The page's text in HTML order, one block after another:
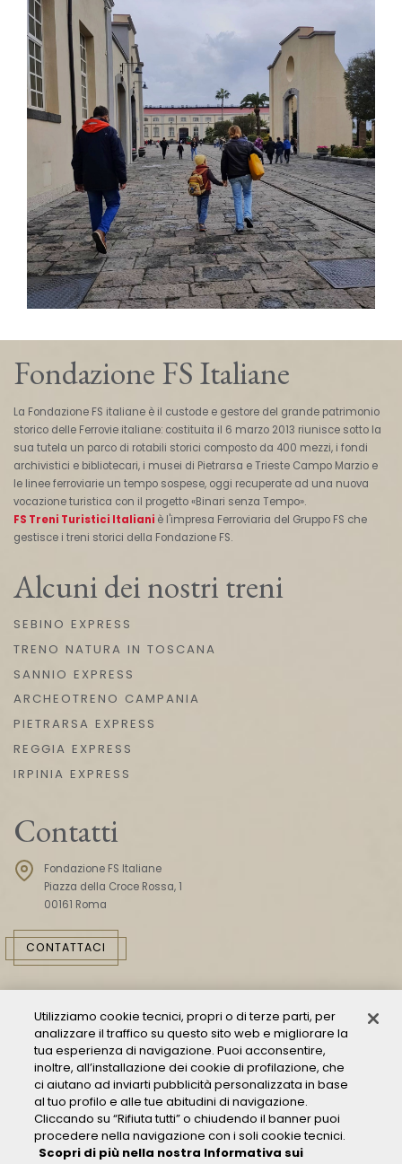
Fondazione FS Italiane
La Fondazione FS italiane è il custode e gestore del grande patrimonio
storico delle Ferrovie italiane: costituita il 6 marzo 2013 riunisce sotto la
sua tutela un parco di rotabili storici composto da 400 mezzi, i fondi
archivistici e bibliotecari, i musei di Pietrarsa e Trieste Campo Marzio e
le linee ferroviarie un tempo sospese, oggi recuperate ad una nuova
vocazione turistica con il progetto «Binari senza Tempo».
FS Treni Turistici Italiani è l'impresa Ferroviaria del Gruppo FS che
gestisce i treni storici della Fondazione FS.
Alcuni dei nostri treni
SEBINO EXPRESS
TRENO NATURA IN TOSCANA
SANNIO EXPRESS
ARCHEOTRENO CAMPANIA
PIETRARSA EXPRESS
REGGIA EXPRESS
IRPINIA EXPRESS
Contatti
Fondazione FS Italiane
Piazza della Croce Rossa, 1
00161 Roma
CONTATTACI
Consulta il Modello 231
Gestione delle segnalazioni - Whistleblowing
Condizioni Generali di Trasporto
Utilizziamo cookie tecnici, propri o di terze parti, per
analizzare il traffico su questo sito web e migliorare la
tua esperienza di navigazione. Puoi acconsentire,
inoltre, all’installazione dei cookie di profilazione, che
ci aiutano ad inviarti pubblicità personalizzata in base
al tuo profilo e alle tue abitudini di navigazione.
Cliccando su “Rifiuta tutti” o chiudendo il banner puoi
procedere nella navigazione con i soli cookie tecnici.
Scopri di più nella nostra Informativa sui